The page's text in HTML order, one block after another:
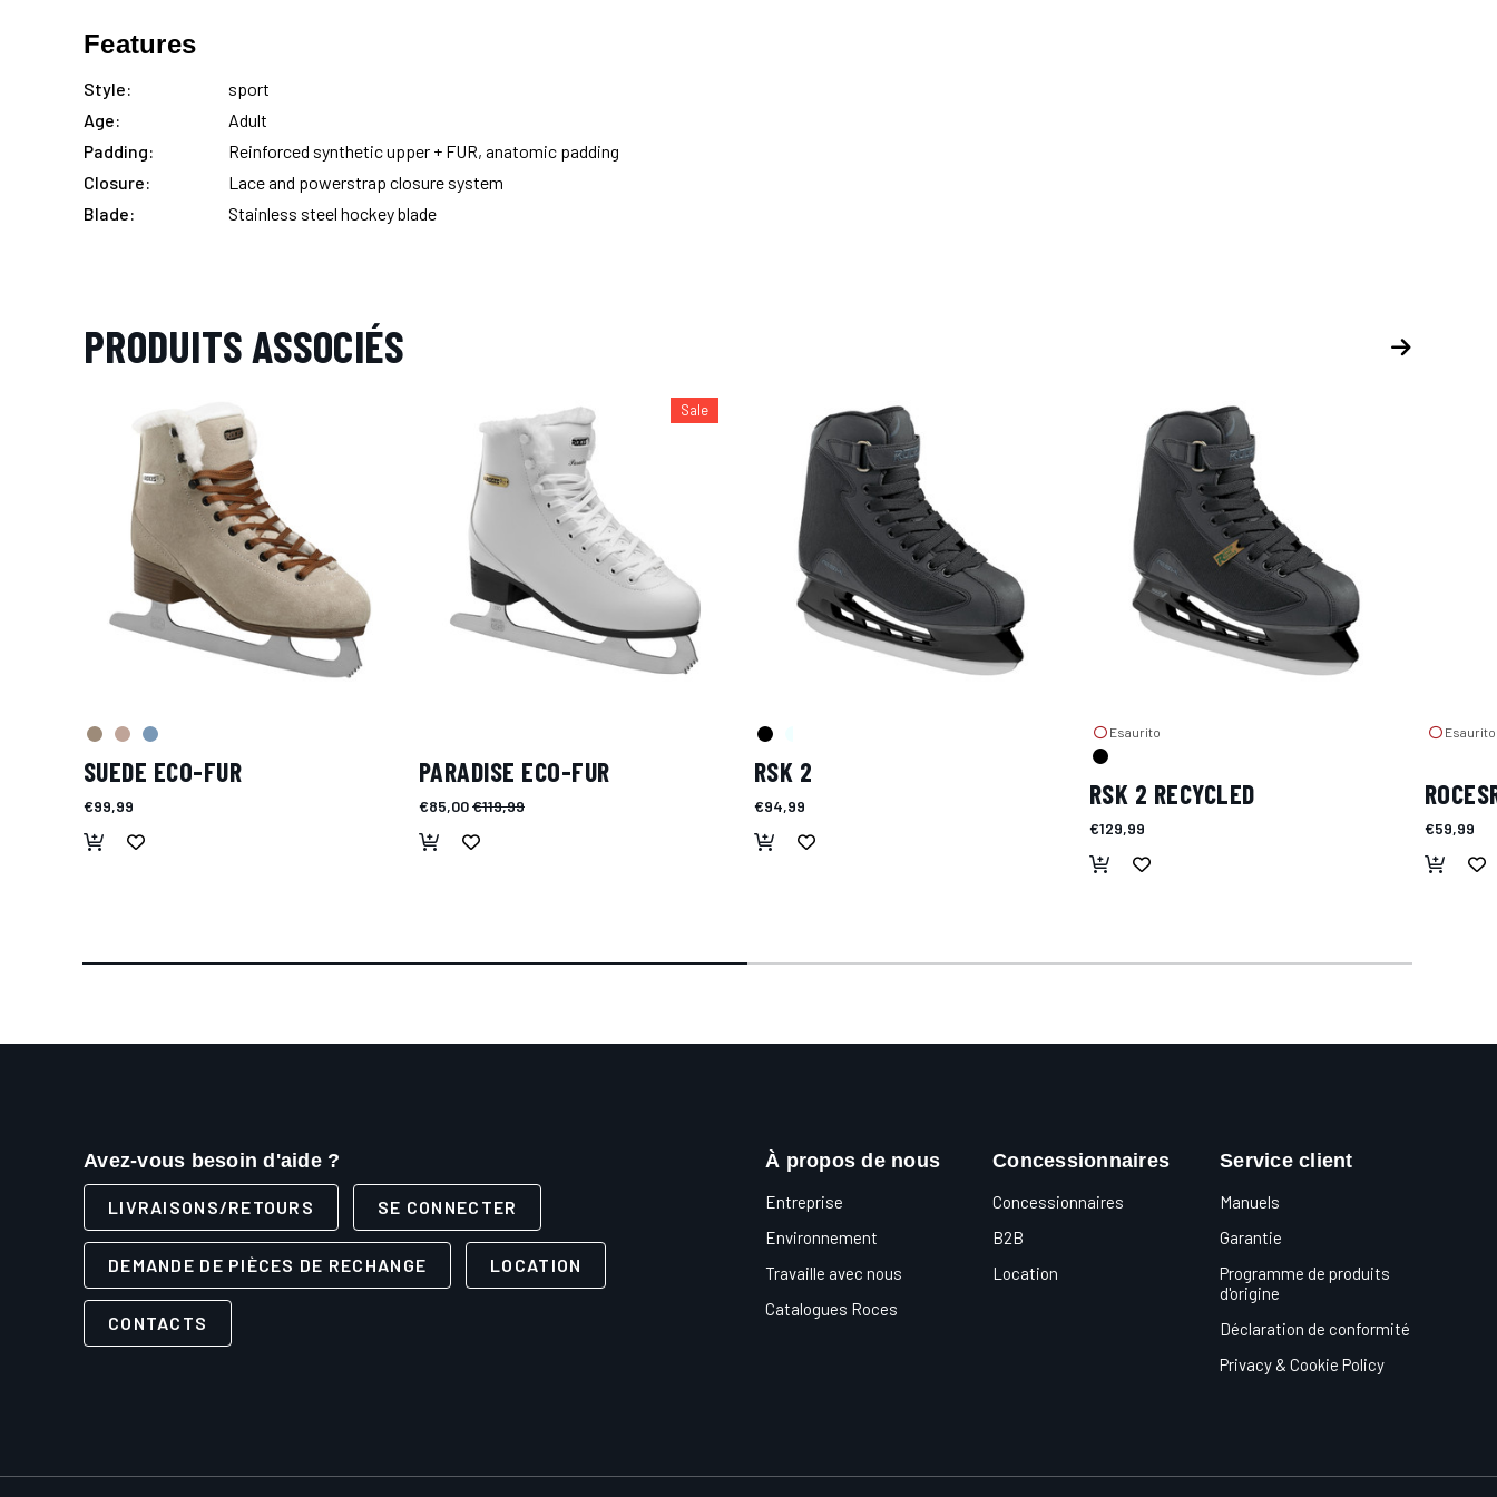
Features
Style:
sport
Age:
Adult
Padding:
Reinforced synthetic upper + FUR, anatomic padding
Closure:
Lace and powerstrap closure system
Blade:
Stainless steel hockey blade
PRODUITS ASSOCIÉS
SUEDE ECO-FUR
€99,99
Sale
PARADISE ECO-FUR
€85,00€119,99
RSK 2
€94,99
Esaurito
RSK 2 RECYCLED
€129,99
Esaurito
€59,99
Avez-vous besoin d'aide ?
LIVRAISONS/RETOURS SE CONNECTER
DEMANDE DE PIÈCES DE RECHANGE LOCATION
CONTACTS
À propos de nous
Entreprise
Environnement
Travaille avec nous
Catalogues Roces
Concessionnaires
Concessionnaires
B2B
Location
Service client
Manuels
Garantie
Programme de produits
d'origine
Déclaration de conformité
Privacy & Cookie Policy